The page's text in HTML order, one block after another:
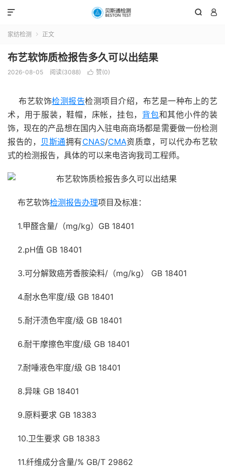
 

家纺检测  正文
布艺软饰质检报告多久可以出结果
2026-08-05 阅读(3088)  赞(0)
布艺软饰检测报告检测项目介绍，布艺是一种布上的艺
术，用于服装，鞋帽，床帐，挂包， 背包和其他小件的装
饰，现在的产品想在国内入驻电商商场都是需要做一份检测
报告的， 贝斯通拥有CNAS/CMA资质章，可以代办布艺软
式的检测报告，具体的可以来电咨询我司工程师。
布艺软饰检测报告办理项目及标准：
1.甲醛含量/（mg/kg）GB 18401
2.pH值 GB 18401
3.可分解致癌芳香胺染料/（mg/kg） GB 18401
4.耐水色牢度/级 GB 18401
5.耐汗渍色牢度/级 GB 18401
6.耐干摩擦色牢度/级 GB 18401
7.耐唾液色牢度/级 GB 18401
8.异味 GB 18401
9.原料要求 GB 18383
10.卫生要求 GB 18383
11.纤维成分含量/% GB/T 29862